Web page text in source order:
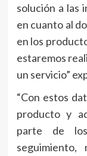
solución a las
en cuanto al
en los
estaremos
un servicio”
“Con estos
producto y
parte de